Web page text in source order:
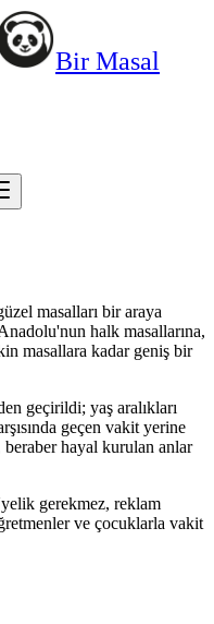
Bir Masal
masalları bir araya
halk masallarına,
masallara kadar geniş bir
geçirildi; yaş aralıkları
geçen vakit yerine
hayal kurulan anlar
gerekmez, reklam
ve çocuklarla vakit